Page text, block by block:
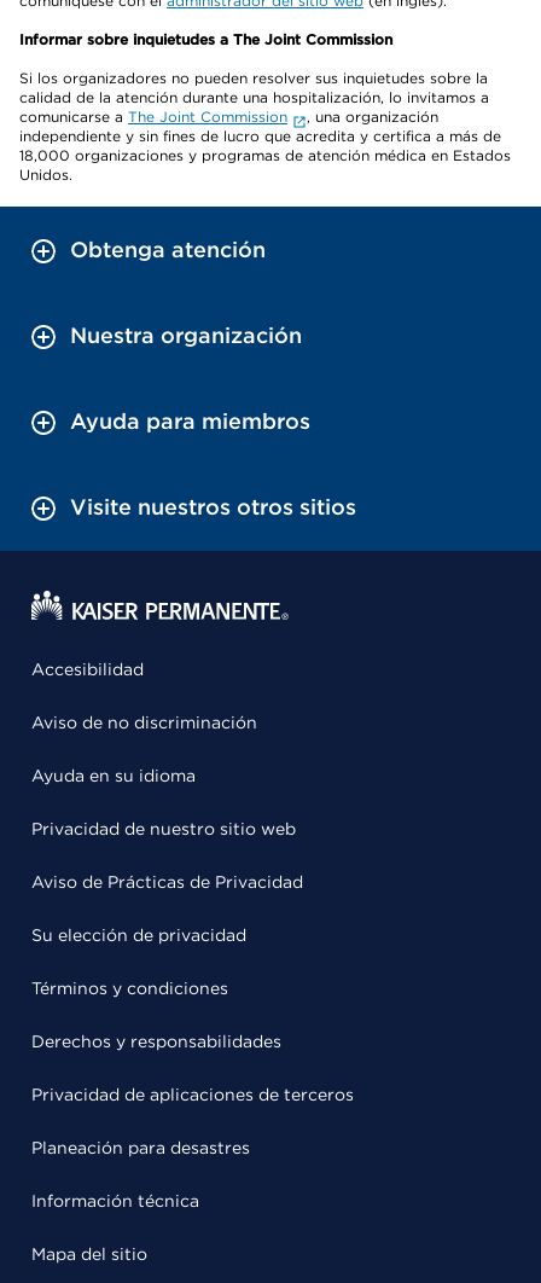
Informar sobre inquietudes a The Joint Commission
Si los organizadores no pueden resolver sus inquietudes sobre la
calidad de la atención durante una hospitalización, lo invitamos a
comunicarse a The Joint Commission
, una organización
independiente y sin fines de lucro que acredita y certifica a más de
18,000 organizaciones y programas de atención médica en Estados
Unidos.
Obtenga atención
Nuestra organización
Ayuda para miembros
Visite nuestros otros sitios
Accesibilidad
Aviso de no discriminación
Ayuda en su idioma
Privacidad de nuestro sitio web
Aviso de Prácticas de Privacidad
Su elección de privacidad
Términos y condiciones
Derechos y responsabilidades
Privacidad de aplicaciones de terceros
Planeación para desastres
Información técnica
Mapa del sitio